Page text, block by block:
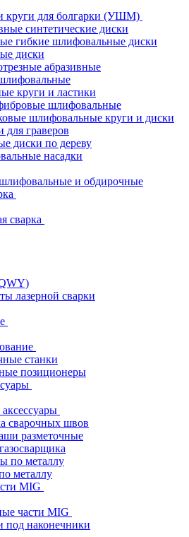
круги для болгарки (УШМ)
синтетические диски
гибкие шлифовальные диски
диски
абразивные
круги и ластики
шлифовальные
шлифовальные круги и диски
для граверов
диски по дереву
насадки
и обдирочные
сварка
лазерной сварки
станки
позиционеры
сварочных швов
разметочные
по металлу
металлу
MIG
части MIG
под наконечники